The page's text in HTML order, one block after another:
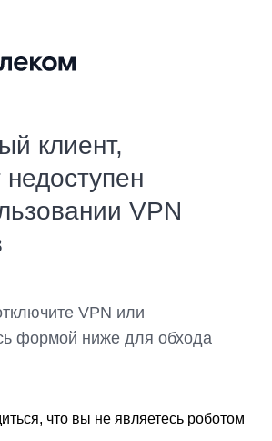
клиент,
VPN
VPN или
формой ниже для обхода
что вы не являетесь роботом